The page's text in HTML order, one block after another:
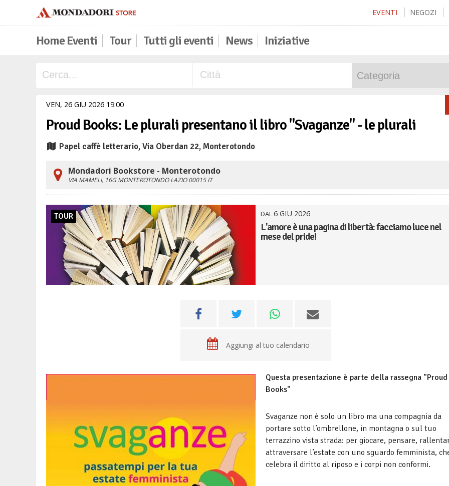
EVENTI NEGOZI
Home Eventi Tour Tutti gli eventi News Iniziative
VEN, 26 GIU 2026 1900
Proud Books: Le plurali presentano il libro "Svaganze" - le plurali
Papel caffè letterario, Via Oberdan 22, Monterotondo
Mondadori Bookstore - Monterotondo
VIA MAMELI, 16GMONTEROTONDO LAZIO 00015 IT
TOUR DAL6 GIU 2026
L'amore è una pagina di libertà: facciamo luce nel
mese del pride!
Aggiungi al tuo calendario
Questa presentazione è parte della rassegna "Proud
Books"
Svaganze non è solo un libro ma una compagnia da
portare sotto l’ombrellone, in montagna o sul tuo
terrazzino vista strada: per giocare, pensare,
attraversare l’estate con uno sguardo femminista,
celebra il diritto al riposo e i corpi non conformi.